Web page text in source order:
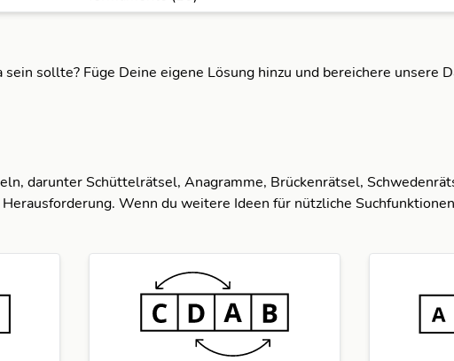
sollte? Füge Deine eigene Lösung hinzu und bereichere unsere
darunter Schüttelrätsel, Anagramme, Brückenrätsel,
Wenn du weitere Ideen für nützliche